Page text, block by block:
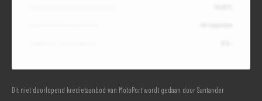
Dit niet doorlopend kredietaanbod van MotoPort wordt gedaan door Santander